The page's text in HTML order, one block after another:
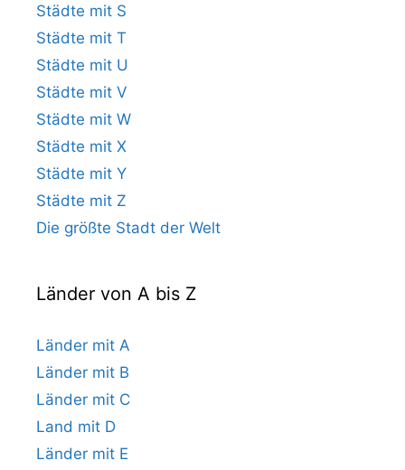
Städte mit S
Städte mit T
Städte mit U
Städte mit V
Städte mit W
Städte mit X
Städte mit Y
Städte mit Z
Die größte Stadt der Welt
Länder von A bis Z
Länder mit A
Länder mit B
Länder mit C
Land mit D
Länder mit E